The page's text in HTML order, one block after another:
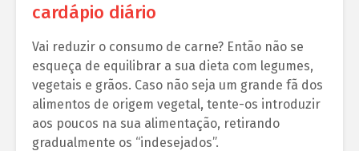
cardápio diário
Vai reduzir o consumo de carne? Então não se
esqueça de equilibrar a sua dieta com legumes,
vegetais e grãos. Caso não seja um grande fã dos
alimentos de origem vegetal, tente-os introduzir
aos poucos na sua alimentação, retirando
gradualmente os “indesejados”.